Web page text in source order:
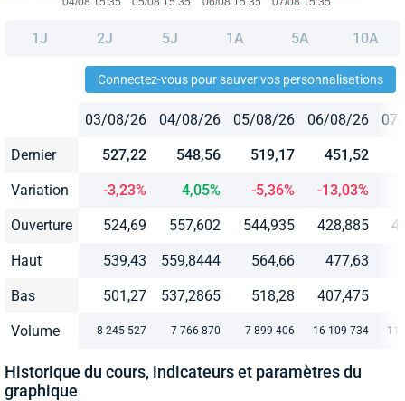
1J 2J 5J 1A 5A 10A
Connectez-vous pour sauver vos personnalisations
03/08/26 04/08/26 05/08/26 06/08/26
Dernier 527,22 548,56 519,17 451,52
Variation -3,23% 4,05% -5,36% -13,03%
Ouverture 524,69 557,602 544,935 428,885
Haut 539,43 559,8444 564,66 477,63
Bas 501,27 537,2865 518,28 407,475
Volume 8 245 527 7 766 870 7 899 406 16 109 734 11
Historique du cours, indicateurs et paramètres du
graphique